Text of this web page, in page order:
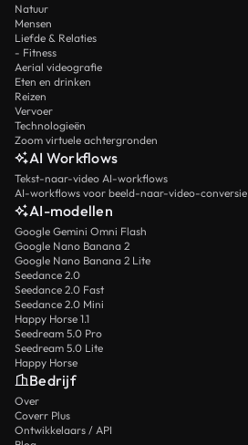
Natuur
Mensen
Liefde & Relaties
- Fitness
Aerial videografie
Eten en drinken
Reizen
Vervoer
Technologieën
Zoom virtuele achtergronden
AI Workflows
Tekst-naar-video AI-workflows
AI-workflows voor beeld-naar-video-conversie
AI-modellen
Google Gemini Omni Flash
Google Nano Banana 2
Google Nano Banana 2 Lite
Seedance 2.0
Seedance 2.0 Fast
Seedance 2.0 Mini
Happy Horse 1.1
Seedream 5.0 Pro
Seedream 5.0 Lite
Happy Horse
Bedrijf
Over
Coverr Plus
Ontwikkelaars / API